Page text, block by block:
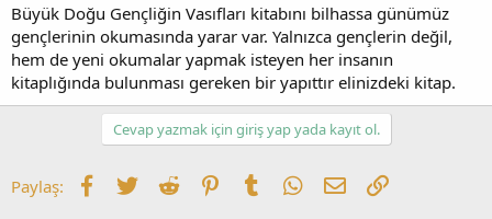
Büyük Doğu Gençliğin Vasıfları kitabını bilhassa günümüz
gençlerinin okumasında yarar var. Yalnızca gençlerin değil,
hem de yeni okumalar yapmak isteyen her insanın
kitaplığında bulunması gereken bir yapıttır elinizdeki kitap.
Cevap yazmak için giriş yap yada kayıt ol.
Paylaş: Facebook
TwitterReddit PinterestTumblrWhatsApp
E-postaLink